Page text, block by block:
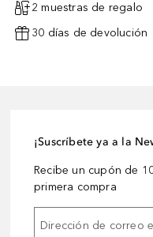
2 muestras de regalo
30 días de devolución
¡Suscríbete ya a la
Recibe un cupón de
primera compra
Dirección de correo